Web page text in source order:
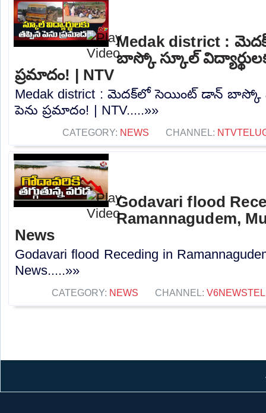
Medak district :
బాస్కో స్కూల్
ప్రమాదం! | NTV
Medak district : మెదక్‌లో సెయింట్ డాన్ బాస్కో
పెను ప్రమాదం! | NTV.....»»
CATEGORY: NEWS CHANNEL:
Godavari flood
Ramannagudem,
News
Godavari flood Receding in
News.....»»
CATEGORY: NEWS CHANNEL: